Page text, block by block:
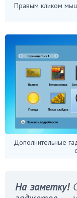
Правым кликом
Дополнительные
На заметку!